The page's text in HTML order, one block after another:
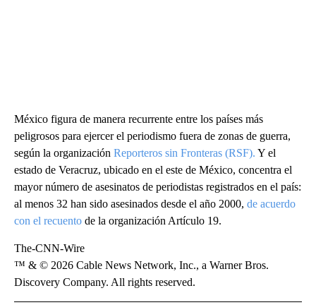
México figura de manera recurrente entre los países más
peligrosos para ejercer el periodismo fuera de zonas de guerra,
según la organización Reporteros sin Fronteras (RSF). Y el
estado de Veracruz, ubicado en el este de México, concentra el
mayor número de asesinatos de periodistas registrados en el país:
al menos 32 han sido asesinados desde el año 2000, de acuerdo
con el recuento de la organización Artículo 19.
The-CNN-Wire
™ & © 2026 Cable News Network, Inc., a Warner Bros.
Discovery Company. All rights reserved.